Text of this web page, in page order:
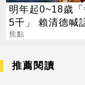
明年起0~18歲
5千」 賴清德喊
不生待何時
焦點
推薦閱讀